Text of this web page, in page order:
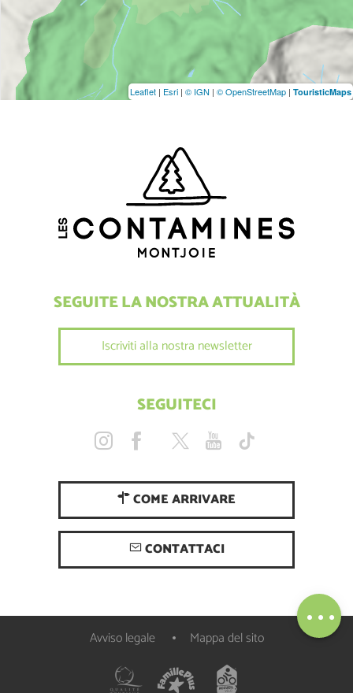
Mappa
Leaflet | Esri | © IGN | © OpenStreetMap | TouristicMaps
SEGUITE LA NOSTRA ATTUALITÀ
Iscriviti alla nostra newsletter
SEGUITECI
COME ARRIVARE
CONTATTACI
Avviso legale Mappa del sito